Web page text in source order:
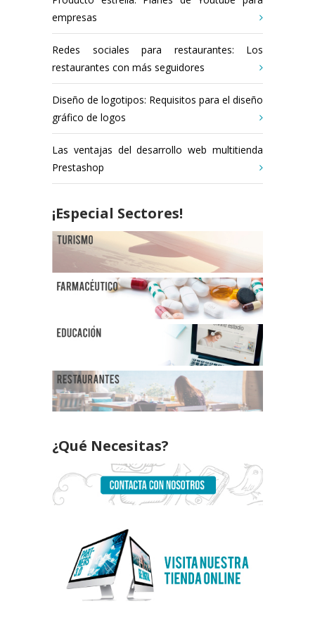
empresas
Redes sociales para restaurantes: Los
restaurantes con más seguidores
Diseño de logotipos: Requisitos para el diseño
gráfico de logos
Las ventajas del desarrollo web multitienda
Prestashop
¡Especial Sectores!
¿Qué Necesitas?